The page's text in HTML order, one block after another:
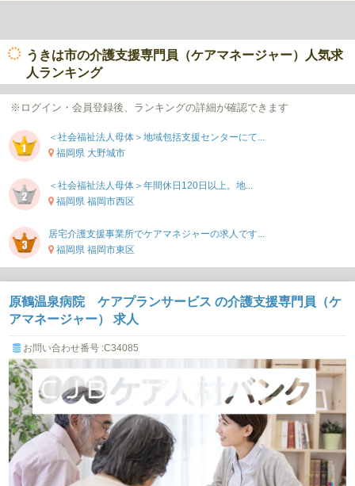
うきは市の介護支援専門員（ケアマネージャー）人気求
人ランキング
※ログイン・会員登録後、ランキングの詳細が確認できます
＜社会福祉法人母体＞地域包括支援センターにて...
福岡県 大野城市
＜社会福祉法人母体＞年間休日120日以上。地...
福岡県 福岡市西区
居宅介護支援事業所でケアマネジャーの求人です...
福岡県 福岡市東区
原鶴温泉病院 ケアプランサービス の介護支援専門員（ケ
アマネージャー） 求人
お問い合わせ番号 :C34085